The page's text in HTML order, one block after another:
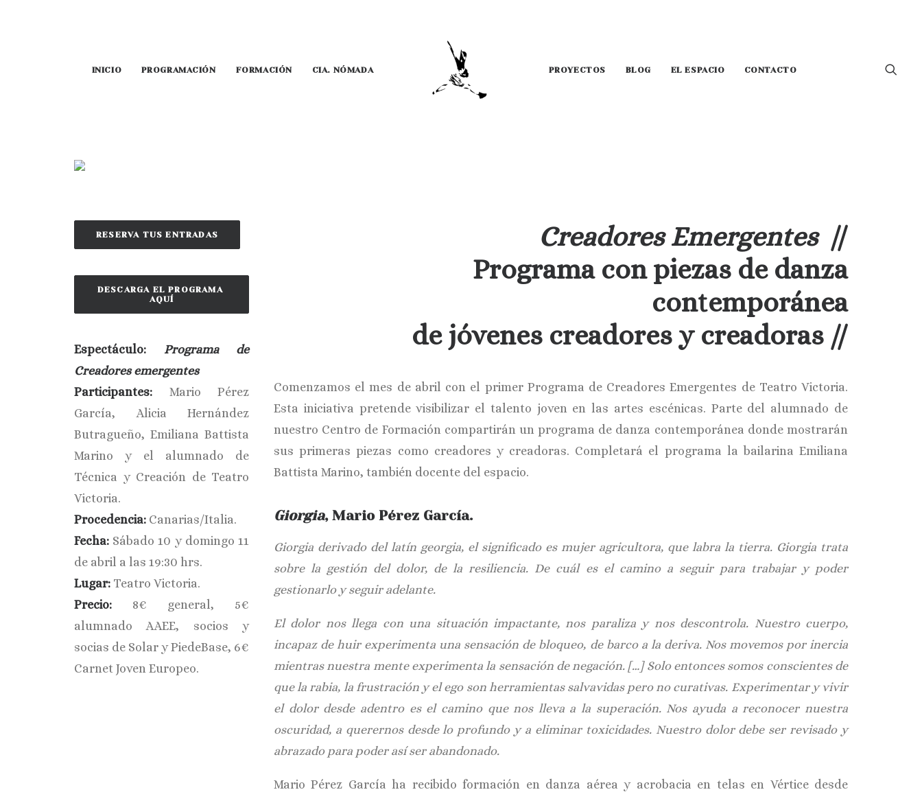
INICIO PROGRAMACIÓN FORMACIÓN CIA. NÓMADA PROYECTOS BLOG EL ESPACIO CONTACTO
RESERVA TUS ENTRADAS
DESCARGA EL PROGRAMA
AQUÍ
Espectáculo: Programa de
Creadores emergentes
Participantes: Mario Pérez
García, Alicia Hernández
Butragueño, Emiliana Battista
Marino y el alumnado de
Técnica y Creación de Teatro
Victoria.
Procedencia: Canarias/Italia.
Fecha: Sábado 10 y domingo 11
de abril a las 19:30 hrs.
Lugar: Teatro Victoria.
Precio: 8€ general, 5€
alumnado AAEE, socios y
socias de Solar y PiedeBase, 6€
Carnet Joven Europeo.
Creadores Emergentes//
Programa con piezas de danza
contemporánea
de jóvenes creadores y creadoras //
Comenzamos el mes de abril con el primer Programa de Creadores Emergentes de Teatro Victoria.
Esta iniciativa pretende visibilizar el talento joven en las artes escénicas. Parte del alumnado de
nuestro Centro de Formación compartirán un programa de danza contemporánea donde mostrarán
sus primeras piezas como creadores y creadoras. Completará el programa la bailarina Emiliana
Battista Marino, también docente del espacio.
Giorgia, Mario Pérez García.
Giorgia derivado del latín georgia, el significado es mujer agricultora, que labra la tierra. Giorgia trata
sobre la gestión del dolor, de la resiliencia. De cuál es el camino a seguir para trabajar y poder
gestionarlo y seguir adelante.
El dolor nos llega con una situación impactante, nos paraliza y nos descontrola. Nuestro cuerpo,
incapaz de huir experimenta una sensación de bloqueo, de barco a la deriva. Nos movemos por inercia
mientras nuestra mente experimenta la sensación de negación. […] Solo entonces somos conscientes de
que la rabia, la frustración y el ego son herramientas salvavidas pero no curativas. Experimentar y vivir
el dolor desde adentro es el camino que nos lleva a la superación. Nos ayuda a reconocer nuestra
oscuridad, a querernos desde lo profundo y a eliminar toxicidades. Nuestro dolor debe ser revisado y
abrazado para poder así ser abandonado.
Mario Pérez García ha recibido formación en danza aérea y acrobacia en telas en Vértice desde